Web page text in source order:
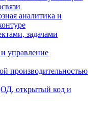
аналитика и
задачами
управление
производительностью
открытый код и